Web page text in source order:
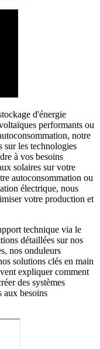
d'énergie
performants ou
notre
sur les technologies
à vos besoins
solaires sur votre
autoconsommation ou
électrique, nous
votre production et
technique via le
détaillées sur nos
nos onduleurs
solutions clés en main
expliquer comment
des systèmes
aux besoins